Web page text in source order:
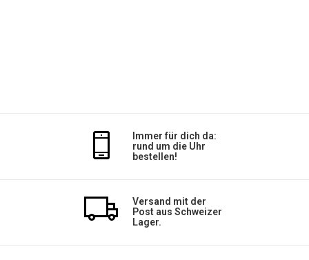
Immer für dich da:
rund um die Uhr
bestellen!
Versand mit der
Post aus Schweizer
Lager.